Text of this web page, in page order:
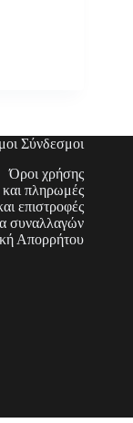
Σύνδεσμοι
Όροι χρήσης
πληρωμές
επιστροφές
συναλλαγών
Απορρήτου